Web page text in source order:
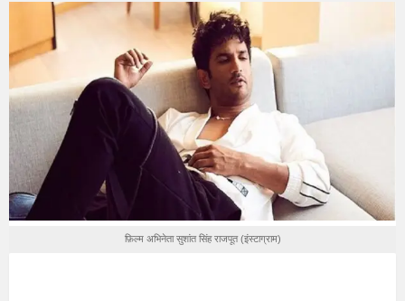
फ़िल्म अभिनेता सुशांत सिंह राजपूत (इंस्टाग्राम)